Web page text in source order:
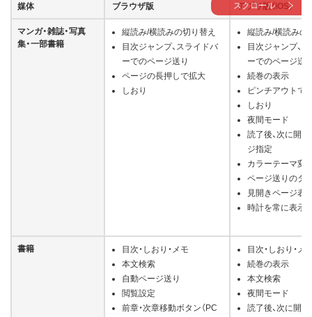
媒体 ブラウザ版 アプリ版（iOS）
マンガ・雑誌・写真
集・一部書籍
縦読み/横読みの切り替え
目次ジャンプ、スライドバ
ーでのページ送り
ページの長押しで拡大
しおり
縦読み/横読みの
目次ジャンプ、
ーでのページ送
続巻の表示
ピンチアウトで
しおり
夜間モード
読了後、次に開
ジ指定
カラーテーマ変
ページ送りのタ
見開きページ表
時計を常に表示
書籍
目次・しおり・メモ
本文検索
自動ページ送り
閲覧設定
前章・次章移動ボタン（PC
目次・しおり・メ
続巻の表示
本文検索
夜間モード
読了後、次に開
スクロール